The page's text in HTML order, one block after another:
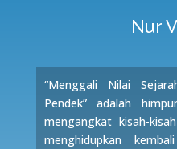
Nur
“Menggali Nilai
Pendek” adalah
mengangkat kisah-
menghidupkan